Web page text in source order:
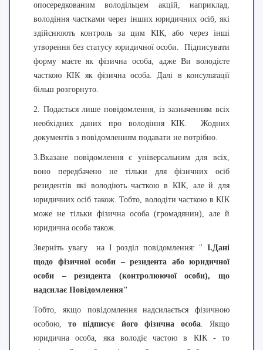
опосередкованим володільцем акцій, наприклад,
володіння частками через інших юридичних осіб, які
здійснюють контроль за цим КІК, або через інші
утворення без статусу юридичної особи. Підписувати
форму маєте як фізична особа, адже Ви володієте
часткою КІК як фізична особа. Далі в консультації
більш розгорнуто.
2. Подається лише повідомлення, із зазначенням всіх
необхідних даних про володіння КІК. Жодних
документів з повідомленням подавати не потрібно.
3.Вказане повідомлення є універсальним для всіх,
воно передбачено не тільки для фізичних осіб
резидентів які володіють часткою в КІК, але й для
юридичних осіб також. Тобто, володіти часткою в КІК
може не тільки фізична особа (громадянин), але й
юридична особа також.
Зверніть увагу на І розділ повідомлення: " I.Дані
щодо фізичної особи – резидента або юридичної
особи – резидента (контролюючої особи), що
надсилає Повідомлення"
Тобто, якщо повідомлення надсилається фізичною
особою,то підписує його фізична особа. Якщо
юридична особа, яка володіє частою в КІК - то